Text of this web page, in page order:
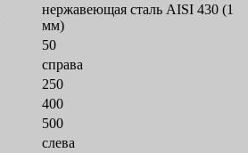
нержавеющая сталь AISI 430 (1
мм)
50
справа
250
400
500
слева